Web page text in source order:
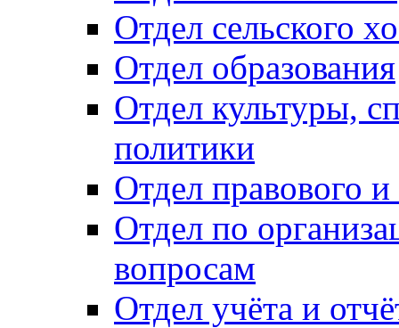
Отдел сельского
Отдел образования
Отдел культуры,
политики
Отдел правового
Отдел по
вопросам
Отдел учёта и